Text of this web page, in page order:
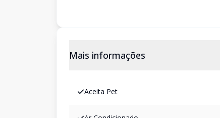
Mais informações
Aceita Pet